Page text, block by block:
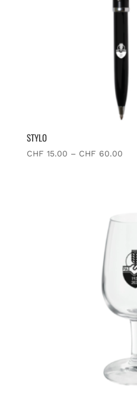
STYLO
CHF 15.00 – CHF 60.00